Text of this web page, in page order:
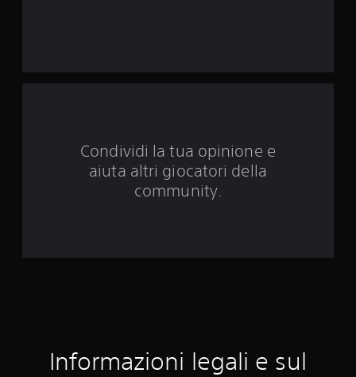
u
t
Condividi la tua opinione e
aiuta altri giocatori della
community.
Informazioni legali e sul